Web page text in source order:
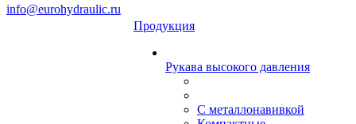
info@eurohydraulic.ru
Продукция
Рукава высокого давления
С металлонавивкой